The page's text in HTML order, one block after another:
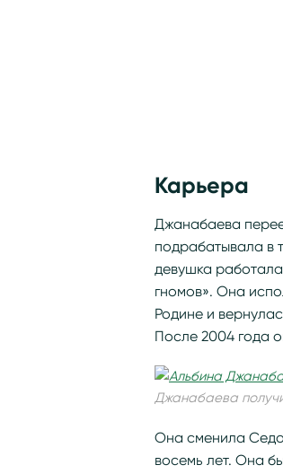
Карьера
Джанабаева
подрабатывала в
девушка
гномов». Она
Родине и
После 2004 года
Джанабаева
Она сменила
восемь лет. Она